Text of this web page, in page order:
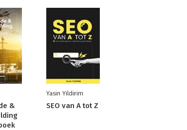
&
Yasin Yildirim
SEO van A tot Z